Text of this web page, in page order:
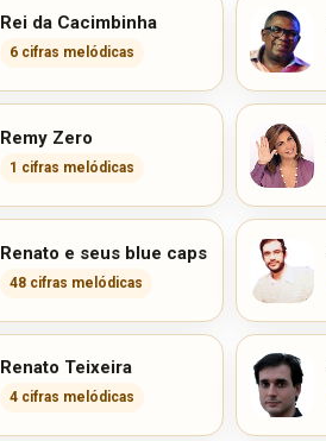
Rei da Cacimbinha
6 cifras melódicas
Remy Zero
1 cifras melódicas
Renato e seus blue caps
48 cifras melódicas
Renato Teixeira
4 cifras melódicas